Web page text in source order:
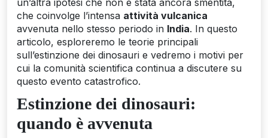
un’altra ipotesi che non è stata ancora smentita,
che coinvolge l’intensa attività vulcanica
avvenuta nello stesso periodo in India. In questo
articolo, esploreremo le teorie principali
sull’estinzione dei dinosauri e vedremo i motivi per
cui la comunità scientifica continua a discutere su
questo evento catastrofico.
Estinzione dei dinosauri:
quando è avvenuta